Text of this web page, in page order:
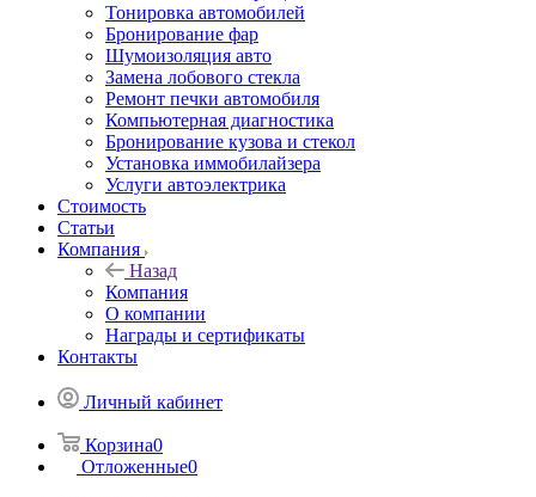
Тонировка автомобилей
Бронирование фар
Шумоизоляция авто
Замена лобового стекла
Ремонт печки автомобиля
Компьютерная диагностика
Бронирование кузова и стекол
Установка иммобилайзера
Услуги автоэлектрика
Стоимость
Статьи
Компания
Назад
Компания
О компании
Награды и сертификаты
Контакты
Личный кабинет
Корзина0
Отложенные0